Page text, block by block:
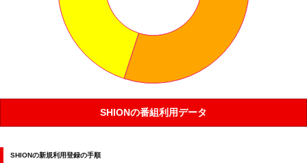
SHIONの番組利用データ
SHIONの新規利用登録の手順